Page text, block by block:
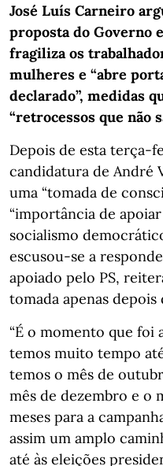
José Luís Carneiro
proposta do Governo
fragiliza os
mulheres e “abre
declarado”, medidas
“retrocessos que não
Depois de esta terça-
candidatura de André
uma “tomada de
“importância de
socialismo
escusou-se a
apoiado pelo PS,
tomada apenas depois
“É o momento que foi
temos muito tempo
temos o mês de
mês de dezembro e o
meses para a
assim um amplo
até às eleições